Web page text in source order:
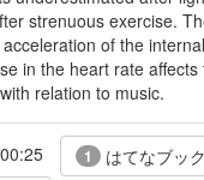
strenuous exercise.
of the
in the heart rate affects
relation to music.
1 はてなブッ